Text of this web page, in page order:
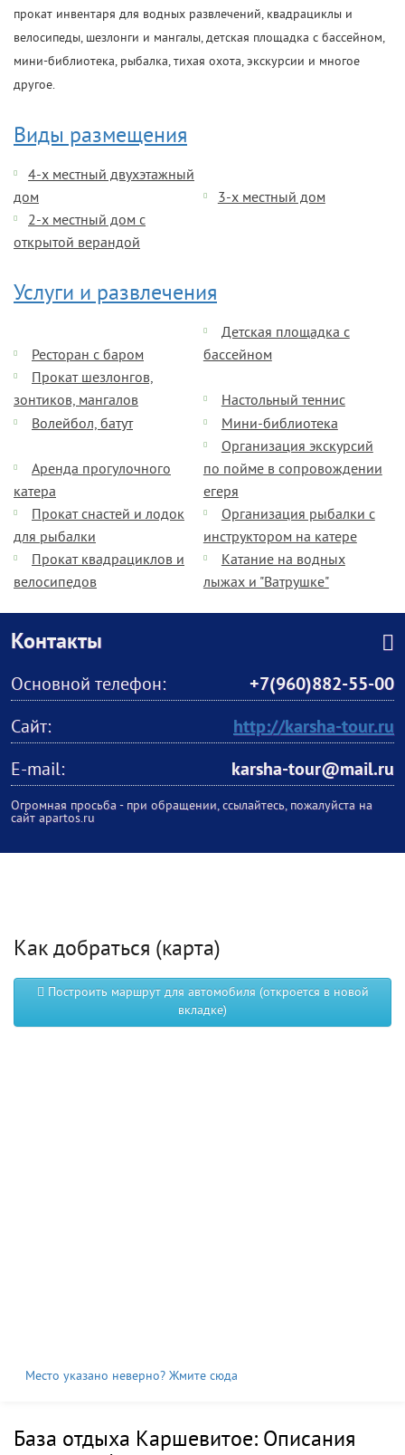
прокат инвентаря для водных развлечений, квадрациклы и
велосипеды, шезлонги и мангалы, детская площадка с бассейном,
мини-библиотека, рыбалка, тихая охота, экскурсии и многое
другое.
Виды размещения
4-х местный двухэтажный
дом
3-х местный дом
2-х местный дом с
открытой верандой
Услуги и развлечения
Ресторан с баром
Детская площадка с
бассейном
Прокат шезлонгов,
зонтиков, мангалов
Настольный теннис
Волейбол, батут
Мини-библиотека
Аренда прогулочного
катера
Организация экскурсий
по пойме в сопровождении
егеря
Прокат снастей и лодок
для рыбалки
Организация рыбалки с
инструктором на катере
Прокат квадрациклов и
велосипедов
Катание на водных
лыжах и "Ватрушке"
Контакты
Основной телефон:
+7(960)882-55-00
Сайт:
http://karsha-tour.ru
E-mail:
karsha-tour@mail.ru
Огромная просьба - при обращении, ссылайтесь, пожалуйста на
сайт apartos.ru
Как добраться (карта)
Построить маршрут для автомобиля (откроется в новой
вкладке)
Место указано неверно? Жмите сюда
База отдыха Каршевитое: Описания